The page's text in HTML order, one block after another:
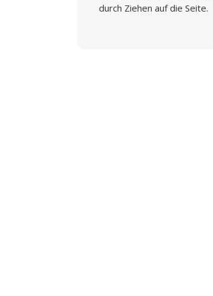
durch Ziehen auf die Seite.